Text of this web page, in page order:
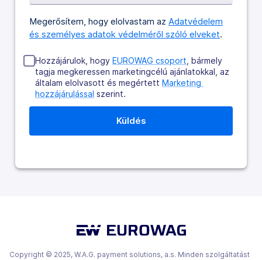
Megerősítem, hogy elolvastam az Adatvédelem
és személyes adatok védelméről szóló elveket.
Hozzájárulok, hogy EUROWAG csoport , bármely
tagja megkeressen marketingcélú ajánlatokkal, az
általam elolvasott és megértett Marketing
hozzájárulással szerint.
Copyright © 2025, W.A.G. payment solutions, a.s. Minden szolgáltatást